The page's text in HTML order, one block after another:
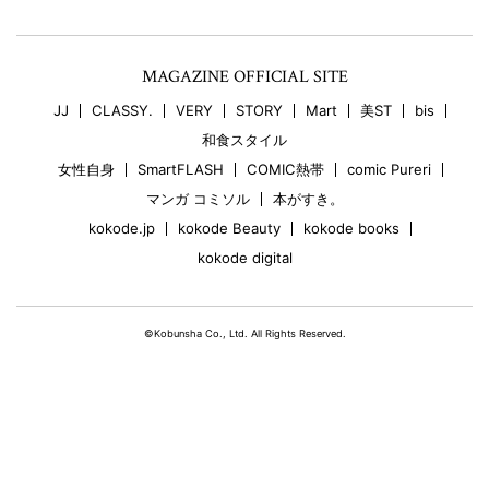
MAGAZINE OFFICIAL SITE
JJ CLASSY. VERY STORY Mart 美ST
bis
和食スタイル
女性自身
SmartFLASH COMIC熱帯
comic Pureri
マンガ コミソル
本がすき。
kokode.jp
kokode Beauty
kokode books
kokode digital
©Kobunsha Co., Ltd. All Rights Reserved.